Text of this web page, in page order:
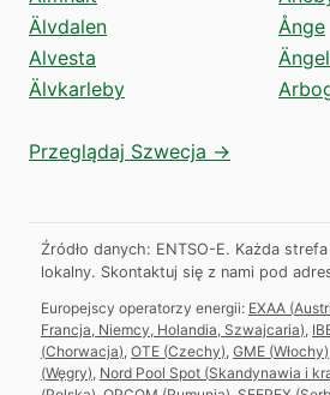
Älvdalen
Alvesta
Älvkarleby
Ånge
Przeglądaj Szwecja →
Źródło danych: ENTSO-E. Każda
lokalny. Skontaktuj się z nami pod
Europejscy operatorzy energii: EXAA (
Francja, Niemcy, Holandia, Szwajcaria)
(Chorwacja) OTE (Czechy) GME (Włochy)
(Węgry) Nord Pool Spot (Skandynawia i